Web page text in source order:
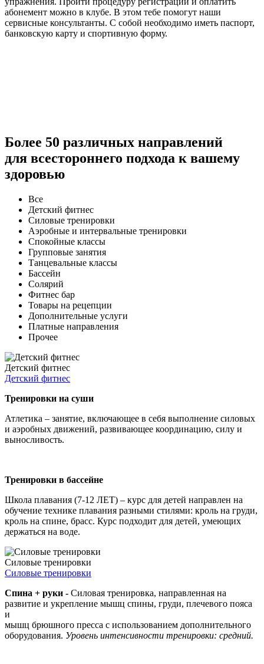
абонемент можно в клубе. В этом тебе помогут наши
сервисные консультанты. С собой необходимо иметь паспорт,
банковскую карту и спортивную форму.
Более 50 различных направлений
для всестороннего подхода к вашему
здоровью
Все
Детский фитнес
Силовые тренировки
Аэробные и интервальные тренировки
Спокойные классы
Групповые занятия
Танцевальные классы
Бассейн
Солярий
Фитнес бар
Товары на рецепции
Дополнительные услуги
Платные направления
Прочее
Детский фитнес
Детский фитнес
Тренировки на суши
Атлетика – занятие, включающее в себя выполнение силовых
и аэробных движений, развивающее координацию, силу и
выносливость.
Тренировки в бассейне
Школа плавания (7-12 ЛЕТ) – курс для детей направлен на
обучение технике плавания разными стилями: кроль на груди,
кроль на спине, брасс. Курс подходит для детей, умеющих
держаться на воде.
Силовые тренировки
Силовые тренировки
Спина + руки - Силовая тренировка, направленная на
развитие и укрепление мышц спины, груди, плечевого пояса
и
мышц брюшного пресса с использованием дополнительного
оборудования. Уровень интенсивности тренировки: средний.